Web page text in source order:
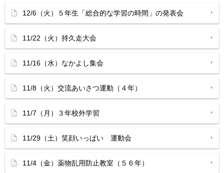
12/6（火）５年生「総合的な学習の時間」の発表会
11/22（火）持久走大会
11/16（水）なかよし集会
11/8（火）交流あいさつ運動（４年）
11/7（月）３年校外学習
11/29（土）笑顔いっぱい 運動会
11/4（金）薬物乱用防止教室（５６年）